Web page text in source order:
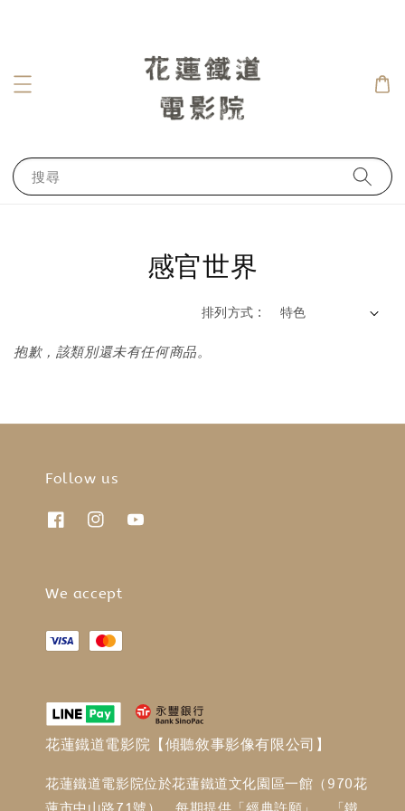
搜尋
感官世界
排列方式 :
抱歉，該類別還未有任何商品。
Follow us
We accept
花蓮鐵道電影院【傾聽敘事影像有限公司】
花蓮鐵道電影院位於花蓮鐵道文化園區一館（970花